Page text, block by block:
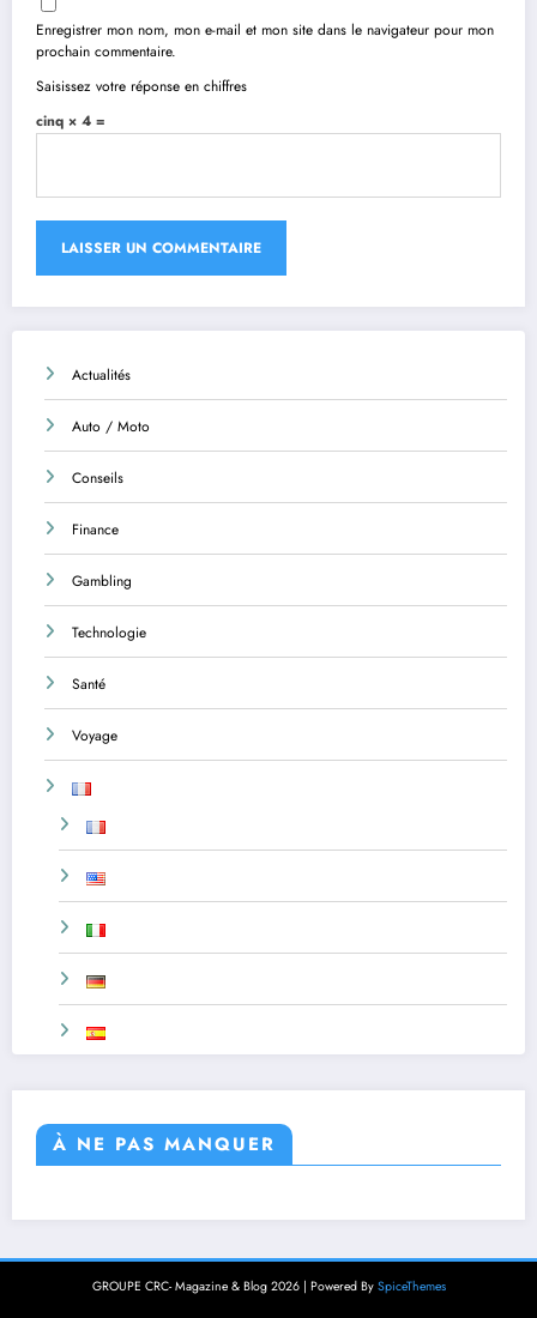
Enregistrer mon nom, mon e-mail et mon site dans le navigateur pour mon
prochain commentaire.
Saisissez votre réponse en chiffres
cinq × 4 =
Actualités
Auto / Moto
Conseils
Finance
Gambling
Technologie
Santé
Voyage
À NE PAS MANQUER
GROUPE CRC- Magazine & Blog 2026 | Powered By SpiceThemes